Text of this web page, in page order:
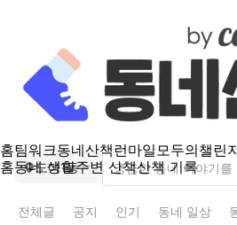
홈팀워크동네산책런마일모두의챌린
홈동네 생활주변 산책산책 기록
도마1동
전체글 공지 인기 동네 일상